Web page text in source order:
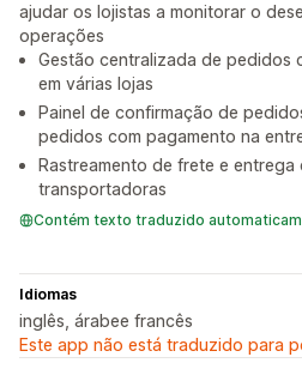
ajudar os lojistas a monitorar o
operações
Gestão centralizada de pedidos
em várias lojas
Painel de confirmação de
pedidos com pagamento na
Rastreamento de frete e
transportadoras
Contém texto traduzido
Idiomas
inglês, árabee francês
Este app não está traduzido para